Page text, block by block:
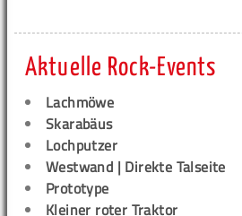
Aktuelle Rock-Events
Lachmöwe
Skarabäus
Lochputzer
Westwand | Direkte Talseite
Prototype
Kleiner roter Traktor